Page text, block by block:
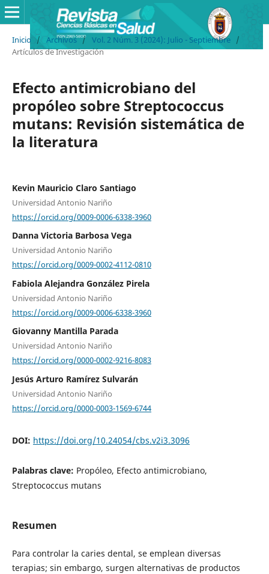
Inicio / Archivos / Vol. 2 Núm. 3 (2024): Julio - Septiembre /
Artículos de Investigación
Efecto antimicrobiano del
propóleo sobre Streptococcus
mutans: Revisión sistemática de
la literatura
Kevin Mauricio Claro Santiago
Universidad Antonio Nariño
https://orcid.org/0009-0006-6338-3960
Danna Victoria Barbosa Vega
Universidad Antonio Nariño
https://orcid.org/0009-0002-4112-0810
Fabiola Alejandra González Pirela
Universidad Antonio Nariño
https://orcid.org/0009-0006-6338-3960
Giovanny Mantilla Parada
Universidad Antonio Nariño
https://orcid.org/0000-0002-9216-8083
Jesús Arturo Ramírez Sulvarán
Universidad Antonio Nariño
https://orcid.org/0000-0003-1569-6744
DOI: https://doi.org/10.24054/cbs.v2i3.3096
Palabras clave: Propóleo, Efecto antimicrobiano,
Streptococcus mutans
Resumen
Para controlar la caries dental, se emplean diversas
terapias; sin embargo, surgen alternativas de productos